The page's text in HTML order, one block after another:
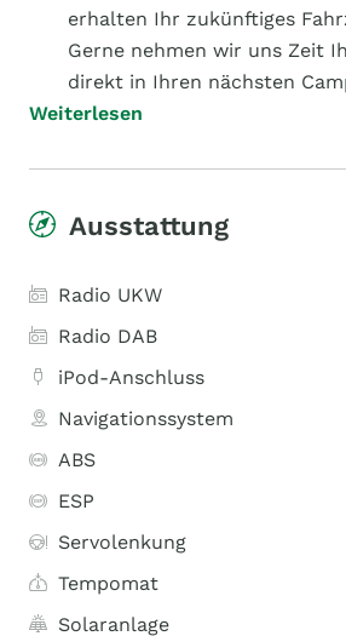
erhalten Ihr zukünftiges
Gerne nehmen wir uns Zeit
direkt in Ihren nächsten
Weiterlesen
Ausstattung
Radio UKW
Radio DAB
iPod-Anschluss
Navigationssystem
ABS
ESP
Servolenkung
Tempomat
Solaranlage